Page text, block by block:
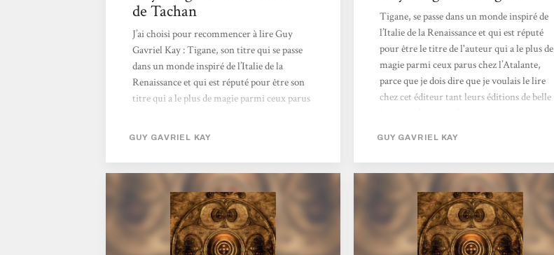
de Tachan
J’ai choisi pour recommencer à lire Guy
Gavriel Kay : Tigane, son titre qui se passe
dans un monde inspiré de l’Italie de la
Renaissance et qui est réputé pour être son
titre qui a le plus de magie parmi ceux parus
côté, aucune déception, la parution est de
qualité avec un papier épais, une couverture
mystérieuse qui colle bien au titre et une
reliure solide et souple à la fois vu le nombre
de pages et le format....
GUY GAVRIEL KAY
Tigane, se passe dans un monde inspiré de
l’Italie de la Renaissance et qui est réputé
pour être le titre de l'auteur qui a le plus de
magie parmi ceux parus chez l’Atalante,
parce que je dois dire que je voulais le lire
chez cet éditeur tant leurs éditions de belle
colle bien au titre et une reliure solide et
souple à la fois vu le nombre de pages et le
format. La traduction est fluide et il y a
reproduit les cartes nécessaires à la
compréhension...
GUY GAVRIEL KAY